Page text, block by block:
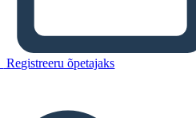
Registreeru õpetajaks